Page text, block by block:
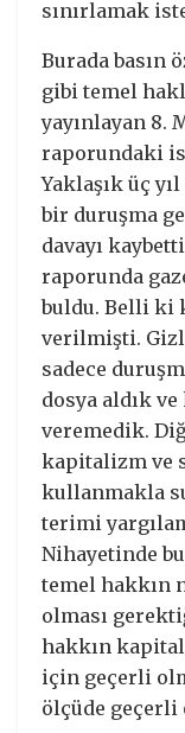
sınırlamak
Burada basın
gibi temel
yayınlayan 8.
raporundaki
Yaklaşık üç
bir duruşma
davayı
raporunda
buldu. Belli ki
verilmişti.
sadece
dosya aldık
veremedik.
kapitalizm ve
kullanmakla
terimi
Nihayetinde
temel hakkın
olması
hakkın
için geçerli
ölçüde geçerli